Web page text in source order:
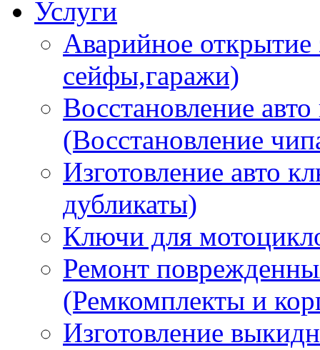
Услуги
Аварийное
сейфы,гаражи)
Восстановление
(Восстановление
Изготовление авто
дубликаты)
Ключи для
Ремонт
(Ремкомплекты и
Изготовление